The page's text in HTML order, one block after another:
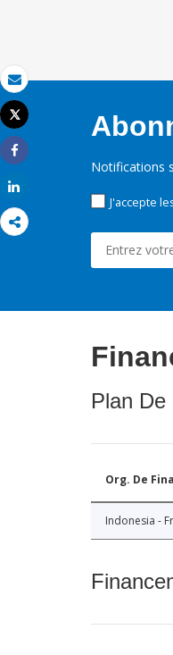
Email
Imprimer
Tweet
Share
Notifications
J'accepte
Plan
Org. De
Indonesia -